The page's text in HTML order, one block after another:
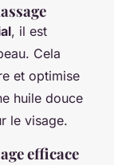
, il est
Cela
et optimise
huile douce
le visage.
efficace